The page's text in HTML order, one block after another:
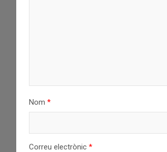
Nom *
Correu electrònic *